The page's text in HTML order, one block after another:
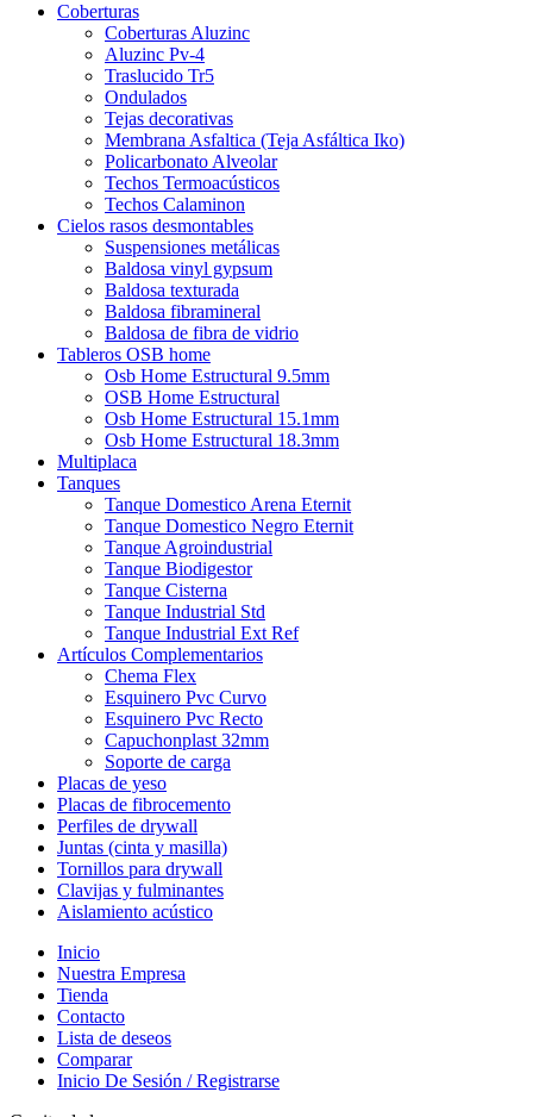
Coberturas
Coberturas Aluzinc
Aluzinc Pv-4
Traslucido Tr5
Ondulados
Tejas decorativas
Membrana Asfaltica (Teja Asfáltica Iko)
Policarbonato Alveolar
Techos Termoacústicos
Techos Calaminon
Cielos rasos desmontables
Suspensiones metálicas
Baldosa vinyl gypsum
Baldosa texturada
Baldosa fibramineral
Baldosa de fibra de vidrio
Tableros OSB home
Osb Home Estructural 9.5mm
OSB Home Estructural
Osb Home Estructural 15.1mm
Osb Home Estructural 18.3mm
Multiplaca
Tanques
Tanque Domestico Arena Eternit
Tanque Domestico Negro Eternit
Tanque Agroindustrial
Tanque Biodigestor
Tanque Cisterna
Tanque Industrial Std
Tanque Industrial Ext Ref
Artículos Complementarios
Chema Flex
Esquinero Pvc Curvo
Esquinero Pvc Recto
Capuchonplast 32mm
Soporte de carga
Placas de yeso
Placas de fibrocemento
Perfiles de drywall
Juntas (cinta y masilla)
Tornillos para drywall
Clavijas y fulminantes
Aislamiento acústico
Inicio
Nuestra Empresa
Tienda
Contacto
Lista de deseos
Comparar
Inicio De Sesión / Registrarse